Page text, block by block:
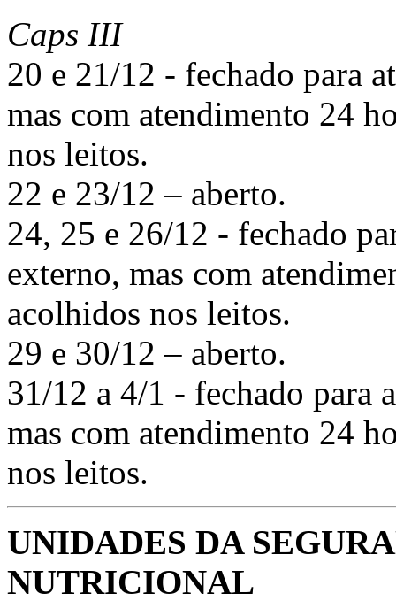
Caps III
20 e 21/12 - fechado para
mas com atendimento 24
nos leitos.
22 e 23/12 – aberto.
24, 25 e 26/12 - fechado
externo, mas com
acolhidos nos leitos.
29 e 30/12 – aberto.
31/12 a 4/1 - fechado para
mas com atendimento 24
nos leitos.
UNIDADES DA
NUTRICIONAL